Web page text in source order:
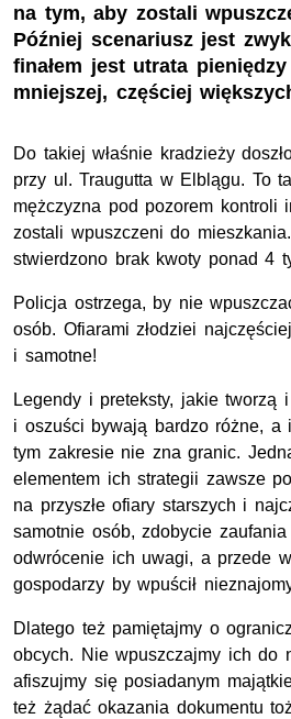
na tym, aby zostali
Później scenariusz jest
finałem jest utrata
mniejszej, częściej
Do takiej właśnie kradzieży
przy ul. Traugutta w Elblągu. To
mężczyzna pod pozorem kontroli
zostali wpuszczeni do
stwierdzono brak kwoty ponad 4
Policja ostrzega, by nie
osób. Ofiarami złodziei
i samotne!
Legendy i preteksty, jakie tworzą
i oszuści bywają bardzo różne, a
tym zakresie nie zna granic.
elementem ich strategii zawsze
na przyszłe ofiary starszych i
samotnie osób, zdobycie zaufania
odwrócenie ich uwagi, a przede
gospodarzy by wpuścił
Dlatego też pamiętajmy o
obcych. Nie wpuszczajmy ich do
afiszujmy się posiadanym
też żądać okazania dokumentu